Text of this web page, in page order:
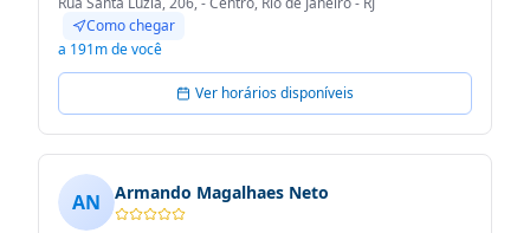
Como chegar
a 191m de você
Ver horários disponíveis
AN Armando Magalhaes Neto